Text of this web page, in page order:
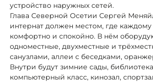
устройство наружных сетей.
Глава Северной Осетии Сергей
интернат должен местом, где каждому
комфортно и спокойно. В нём
одноместные, двухместные и
санузлами, аллеи с беседками,
Внутри будут зимние сады,
компьютерный класс, кинозал,